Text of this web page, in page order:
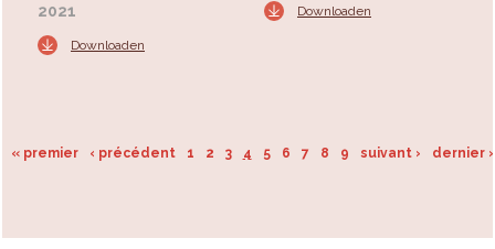
2021
Downloaden
Downloaden
« premier ‹ précédent 1 2 3 4 5 6 7 8 9 suivant › dernier